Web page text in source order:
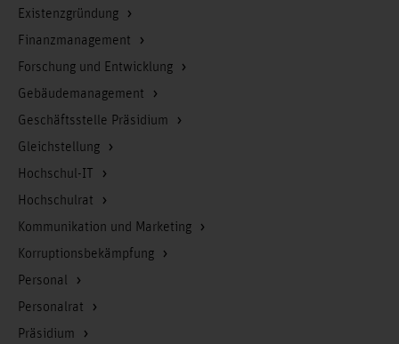
Existenzgründung
Finanzmanagement
Forschung und Entwicklung
Gebäudemanagement
Geschäftsstelle Präsidium
Gleichstellung
Hochschul-IT
Hochschulrat
Kommunikation und Marketing
Korruptionsbekämpfung
Personal
Personalrat
Präsidium